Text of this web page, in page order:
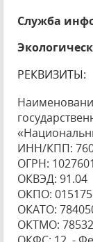
Служба
РЕКВИЗИТЫ:
ИНН/КПП:
ОГРН:
ОКВЭД: 91.04
ОКПО:
ОКАТО:
ОКТМО: